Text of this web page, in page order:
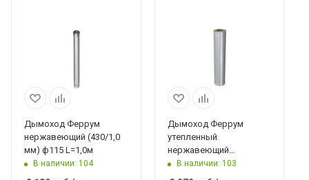
Дымоход Феррум
нержавеющий (430/1,0
мм) ф115 L=1,0м
В наличии: 104
Дымоход Феррум
утепленный
нержавеющий
(430/0,5мм)/
оцинкованный ф150/210
В наличии: 103